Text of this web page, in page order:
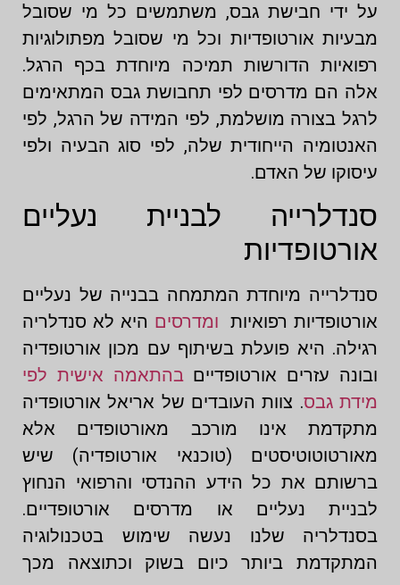
על ידי חבישת גבס, משתמשים כל מי שסובל
מבעיות אורטופדיות וכל מי שסובל מפתולוגיות
רפואיות הדורשות תמיכה מיוחדת בכף הרגל.
אלה הם מדרסים לפי תחבושת גבס המתאימים
לרגל בצורה מושלמת, לפי המידה של הרגל, לפי
האנטומיה הייחודית שלה, לפי סוג הבעיה ולפי
עיסוקו של האדם.
סנדלרייה לבניית נעליים
אורטופדיות
סנדלרייה מיוחדת המתמחה בבנייה של נעליים
אורטופדיות רפואיות ומדרסים היא לא סנדלריה
רגילה. היא פועלת בשיתוף עם מכון אורטופדיה
ובונה עזרים אורטופדייםבהתאמה אישית לפי
מידת גבס. צוות העובדים של אריאל אורטופדיה
מתקדמת אינו מורכב מאורטופדים אלא
מאורטוטוטיסטים (טוכנאי אורטופדיה) שיש
ברשותם את כל הידע ההנדסי והרפואי הנחוץ
לבניית נעליים או מדרסים אורטופדיים.
בסנדלריה שלנו נעשה שימוש בטכנולוגיה
המתקדמת ביותר כיום בשוק וכתוצאה מכך